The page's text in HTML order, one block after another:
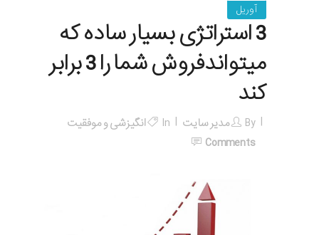
آوریل
3 استراتژی بسیار ساده که
میتواندفروش شما را 3 برابر
کند
By مدیر سایت In
انگیزشی و موفقیت
Comments